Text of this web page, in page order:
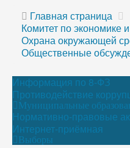
Главная страница
Комитет по экономике
Охрана окружающей
Общественные
Информация по 8-ФЗ
Противодействие
Муниципальные
Нормативно-правовые
Интернет-приёмная
Выборы